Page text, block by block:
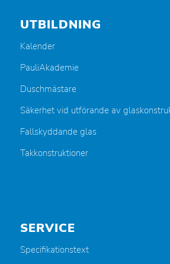
UTBILDNING
Kalender
PauliAkademie
Duschmästare
Säkerhet vid utförande av
Fallskyddande glas
Takkonstruktioner
SERVICE
Specifikationstext